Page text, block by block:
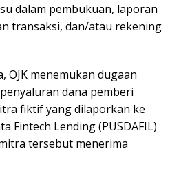
dalam pembukuan, laporan
transaksi, dan/atau rekening
OJK menemukan dugaan
dana pemberi
fiktif yang dilaporkan ke
Fintech Lending (PUSDAFIL)
tersebut menerima